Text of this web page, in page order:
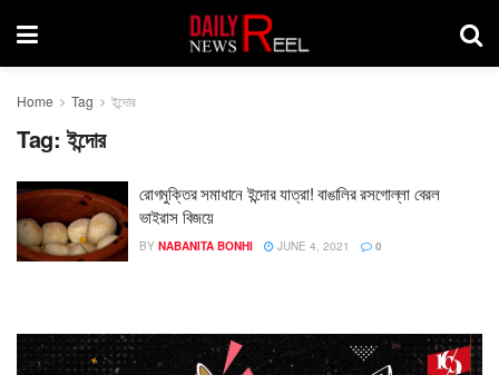
Home Tag ইন্দোর
Tag:ইন্দোর
রোগমুক্তির সমাধানে ইন্দোর যাত্রা! বাঙালির রসগোল্লা বেরল
ভাইরাস বিজয়ে
BY NABANITA BONHI JUNE 4, 2021 0